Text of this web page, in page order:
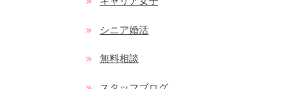
シニア婚活
無料相談